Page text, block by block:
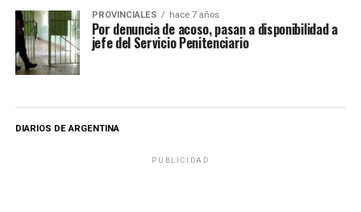
PROVINCIALES hace 7 años
Por denuncia de acoso, pasan a disponibilidad a
jefe del Servicio Penitenciario
DIARIOS DE ARGENTINA
PUBLICIDAD